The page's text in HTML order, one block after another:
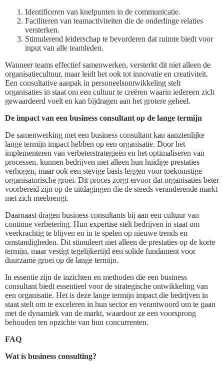
Identificeren van knelpunten in de communicatie.
Faciliteren van teamactiviteiten die de onderlinge relaties
versterken.
Stimulerend leiderschap te bevorderen dat ruimte biedt voor
input van alle teamleden.
Wanneer teams effectief samenwerken, versterkt dit niet alleen de
organisatiecultuur, maar leidt het ook tot innovatie en creativiteit.
Een consultative aanpak in personeelsontwikkeling stelt
organisaties in staat om een cultuur te creëren waarin iedereen zich
gewaardeerd voelt en kan bijdragen aan het grotere geheel.
De impact van een business consultant op de lange termijn
De samenwerking met een business consultant kan aanzienlijke
lange termijn impact hebben op een organisatie. Door het
implementeren van verbeterstrategieën en het optimaliseren van
processen, kunnen bedrijven niet alleen hun huidige prestaties
verhogen, maar ook een stevige basis leggen voor toekomstige
organisatorische groei. Dit proces zorgt ervoor dat organisaties beter
voorbereid zijn op de uitdagingen die de steeds veranderende markt
met zich meebrengt.
Daarnaast dragen business consultants bij aan een cultuur van
continue verbetering. Hun expertise stelt bedrijven in staat om
veerkrachtig te blijven en in te spelen op nieuwe trends en
omstandigheden. Dit stimuleert niet alleen de prestaties op de korte
termijn, maar vestigt tegelijkertijd een solide fundament voor
duurzame groei op de lange termijn.
In essentie zijn de inzichten en methoden die een business
consultant biedt essentieel voor de strategische ontwikkeling van
een organisatie. Het is deze lange termijn impact die bedrijven in
staat stelt om te exceleren in hun sector en verantwoord om te gaan
met de dynamiek van de markt, waardoor ze een voorsprong
behouden ten opzichte van hun concurrenten.
FAQ
Wat is business consulting?